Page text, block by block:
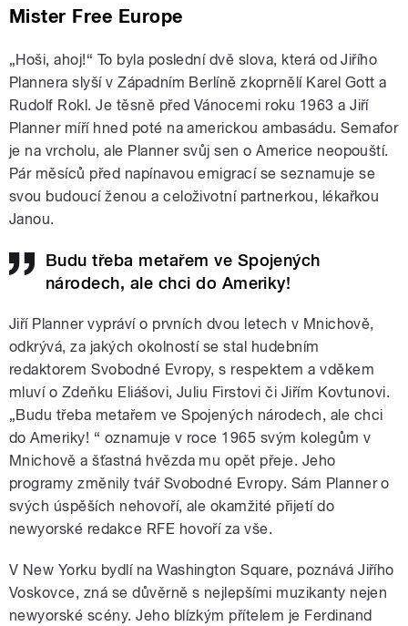
Mister Free Europe
„Hoši, ahoj!“ To byla poslední dvě slova, která od Jiřího
Plannera slyší v Západním Berlíně zkoprnělí Karel Gott a
Rudolf Rokl. Je těsně před Vánocemi roku 1963 a Jiří
Planner míří hned poté na americkou ambasádu. Semafor
je na vrcholu, ale Planner svůj sen o Americe neopouští.
Pár měsíců před napínavou emigrací se seznamuje se
svou budoucí ženou a celoživotní partnerkou, lékařkou
Janou.
Budu třeba metařem ve Spojených
národech, ale chci do Ameriky!
Jiří Planner vypráví o prvních dvou letech v Mnichově,
odkrývá, za jakých okolností se stal hudebním
redaktorem Svobodné Evropy, s respektem a vděkem
mluví o Zdeňku Eliášovi, Juliu Firstovi či Jiřím Kovtunovi.
„Budu třeba metařem ve Spojených národech, ale chci
do Ameriky! “ oznamuje v roce 1965 svým kolegům v
Mnichově a šťastná hvězda mu opět přeje. Jeho
programy změnily tvář Svobodné Evropy. Sám Planner o
svých úspěších nehovoří, ale okamžité přijetí do
newyorské redakce RFE hovoří za vše.
V New Yorku bydlí na Washington Square, poznává Jiřího
Voskovce, zná se důvěrně s nejlepšími muzikanty nejen
newyorské scény. Jeho blízkým přítelem je Ferdinand